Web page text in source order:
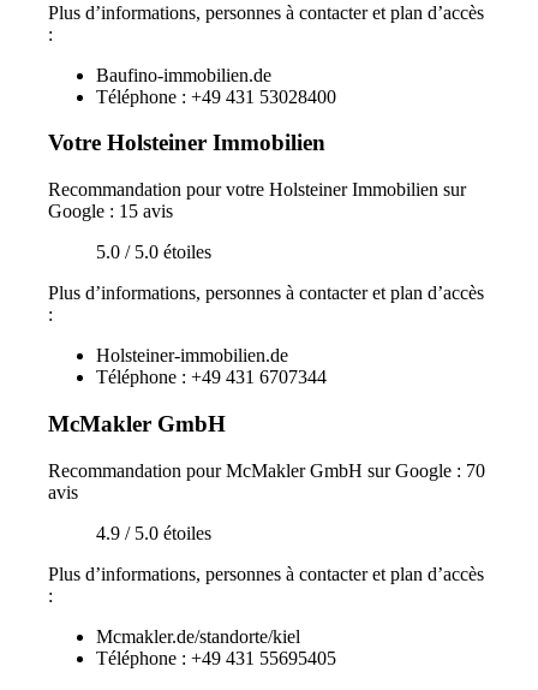
Plus d’informations, personnes à contacter et plan d’accès
:
Baufino-immobilien.de
Téléphone : +49 431 53028400
Votre Holsteiner Immobilien
Recommandation pour votre Holsteiner Immobilien sur
Google : 15 avis
5.0 / 5.0 étoiles
Plus d’informations, personnes à contacter et plan d’accès
:
Holsteiner-immobilien.de
Téléphone : +49 431 6707344
McMakler GmbH
Recommandation pour McMakler GmbH sur Google : 70
avis
4.9 / 5.0 étoiles
Plus d’informations, personnes à contacter et plan d’accès
:
Mcmakler.de/standorte/kiel
Téléphone : +49 431 55695405